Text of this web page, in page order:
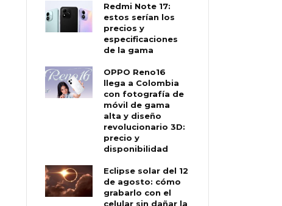
Redmi Note 17:
estos serían los
precios y
especificaciones
de la gama
OPPO Reno16
llega a Colombia
con fotografía de
móvil de gama
alta y diseño
revolucionario 3D:
precio y
disponibilidad
Eclipse solar del 12
de agosto: cómo
grabarlo con el
celular sin dañar la